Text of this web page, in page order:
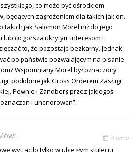
co może być ośrodkiem
będących zagrożeniem dla takich jak on.
takich jak Salomon Morel niż do jego
lub co gorsza ukrytym interesom i
to, że pozostaje bezkarny. Jednak
po państwie pozwalającym na pisanie
Wspomniany Morel był oznaczony
podobnie jak Gross Orderem Zasługi
Pewnie i Zandberg przez jakiegoś
i uhonorowan”.
% temu
wytracilo tylko w ubiegłym stuleciu